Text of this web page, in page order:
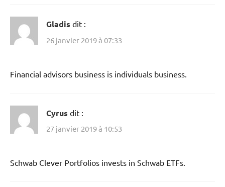
Gladis dit :
26 janvier 2019 à 07:33
Financial advisors business is individuals business.
Cyrus dit :
27 janvier 2019 à 10:53
Schwab Clever Portfolios invests in Schwab ETFs.